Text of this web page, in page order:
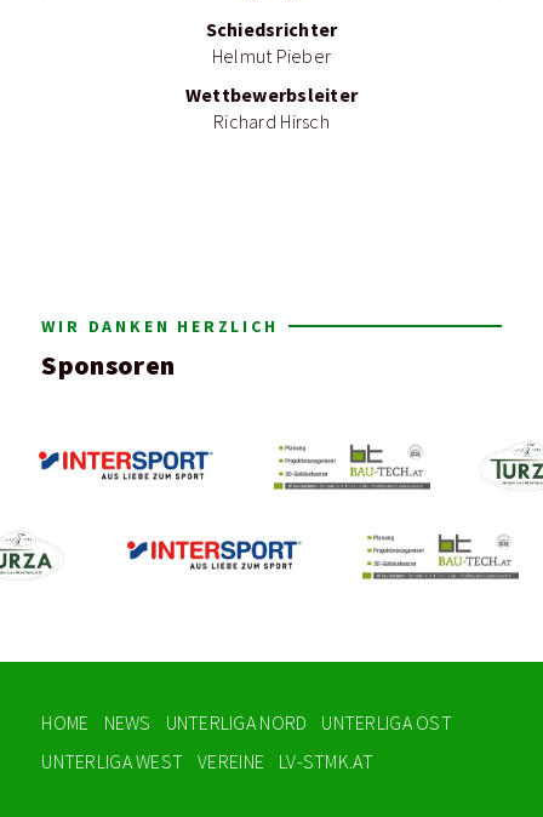
Schiedsrichter
Helmut Pieber
Wettbewerbsleiter
Richard Hirsch
WIR DANKEN HERZLICH
Sponsoren
HOME NEWS UNTERLIGA NORD
UNTERLIGA OST
UNTERLIGA WEST
VEREINE LV-STMK.AT